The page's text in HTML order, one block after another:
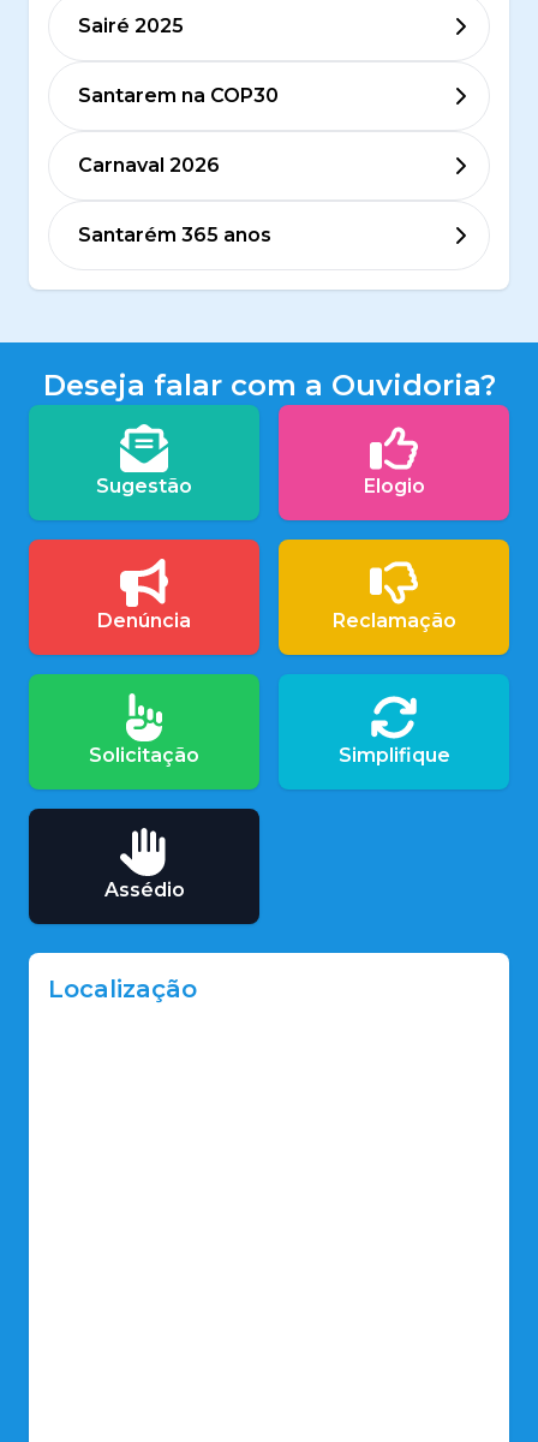
Sairé 2025
Santarem na COP30
Carnaval 2026
Santarém 365 anos
Deseja falar com a Ouvidoria?
Sugestão Elogio
Denúncia Reclamação
Solicitação Simplifique
Assédio
Localização